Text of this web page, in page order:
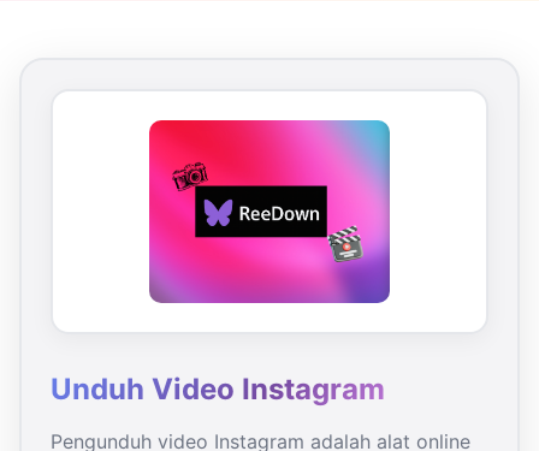
Unduh Video Instagram
Pengunduh video Instagram adalah alat online